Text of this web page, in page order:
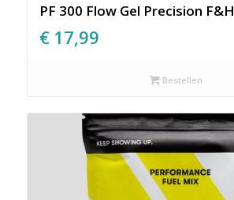
PF 300 Flow Gel Precision F&H
Oorspronkelijke
€ 17,99Huidige
€17,99.
Bestellen